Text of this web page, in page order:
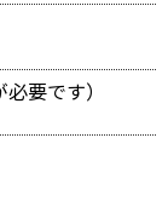
要です）